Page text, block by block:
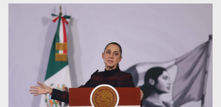
Impulsan jornada informativa sobre epilepsia en Six